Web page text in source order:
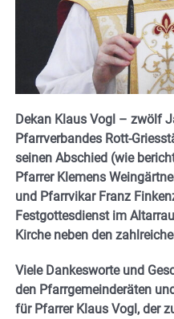
Dekan Klaus Vogl – zwölf
Pfarrverbandes Rott-
seinen Abschied (wie
Pfarrer Klemens
und Pfarrvikar Franz
Festgottesdienst im
Kirche neben den
Viele Dankesworte und
den Pfarrgemeinderäten
für Pfarrer Klaus Vogl, der